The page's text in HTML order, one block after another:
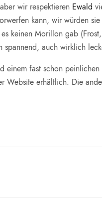
wir respektieren Ewald
kann, wir würden
keinen Morillon gab
spannend, auch wirklich
einem fast schon
Website erhältlich. Die